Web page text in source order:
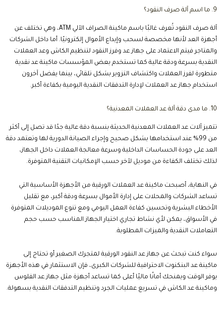
9. ما اسم آلة صرف النقود؟
آلة صرف النقود تُعرف غالبًا باسم ماكينة الصراف الآلي ATM، وهي تختلف عن
أجهزة العد لأنها مخصصة لسحب وإيداع الأموال إلكترونيًا. أما داخل الشركات
والمتاجر فيتم الاعتماد على جهاز عد وفرز النقود لتنظيم الكاش وعد العملات
النقدية بسرعة ودقة عالية كما تستخدم بعض المؤسسات ماكينة عد نقدية
متطورة لفرز العملات واكتشاف التزوير بشكل تلقائي، بينما يفضل آخرون
استخدام جهاز عد العملات لإدارة التدفقات النقدية اليومية بكفاءة أكبر.
10. ما مدى دقة آلة عد العملات المعدنية؟
تتميز آلات عد العملات المعدنية الحديثة بنسبة دقة عالية جدًا قد تصل إلى أكثر
من 99% عند استخدامها بشكل صحيح وإجراء الصيانة الدورية لها وتعتمد دقة
العد على جودة الحساسات الداخلية وسرعة معالجة العملات داخل الجهاز،
لذلك تختلف الكفاءة من موديل لآخر حسب الإمكانيات التقنية المتوفرة.
في النهاية، أصبحت ماكينة عد العملات الورقية من الأجهزة الأساسية التي
تساعد الشركات والمحلات على إدارة الأموال بسرعة ودقة أكبر، مع تقليل
الأخطاء البشرية وتحسين كفاءة العمل اليومي ومع تنوع الموديلات المتوفرة
في الأسواق، يمكن لأي نشاط تجاري اختيار الجهاز المناسب حسب حجم
التعاملات النقدية والميزات المطلوبة.
سواء كنت تبحث عن جهاز عد النقود الورقية لمتجرك الصغير أو تحتاج إلى
ماكينة عد البنكنوت الاحترافية للشركات الكبرى، فإن الاستثمار في هذه الأجهزة
يوفر الوقت ويمنحك أمانًا ماليًا أعلى كما تساعد أجهزة مثل جهاز عد الفلوس
وماكينة عد الكاش في تسريع عمليات الجرد وتنظيم التدفقات النقدية بسهولة.